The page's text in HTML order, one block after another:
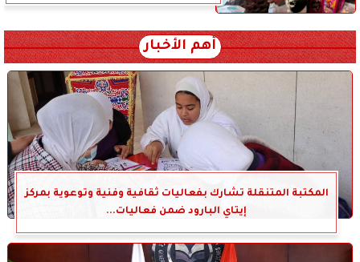
أهم الأخبار
المكتبة المتنقلة تشارك بفعاليات ثقافية وفنية وتوعوية بمركز
إيتاي البارود ضمن فعاليات...